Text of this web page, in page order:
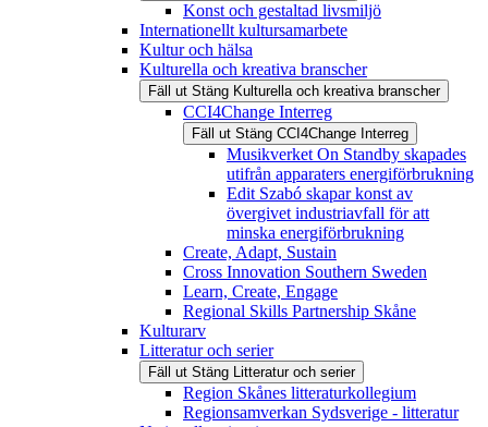
Konst och gestaltad livsmiljö
Internationellt kultursamarbete
Kultur och hälsa
Kulturella och kreativa branscher
Fäll ut Stäng Kulturella och kreativa branscher
CCI4Change Interreg
Fäll ut Stäng CCI4Change Interreg
Musikverket On Standby skapades
utifrån apparaters energiförbrukning
Edit Szabó skapar konst av
övergivet industriavfall för att
minska energiförbrukning
Create, Adapt, Sustain
Cross Innovation Southern Sweden
Learn, Create, Engage
Regional Skills Partnership Skåne
Kulturarv
Litteratur och serier
Fäll ut Stäng Litteratur och serier
Region Skånes litteraturkollegium
Regionsamverkan Sydsverige - litteratur